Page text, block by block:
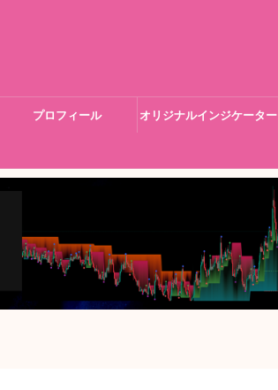
プロフィール オリジナルインジケーター